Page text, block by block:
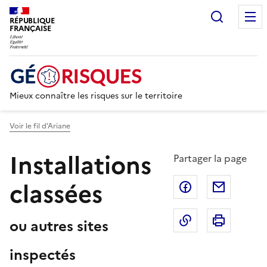
RÉPUBLIQUE
FRANÇAISE
Mieux connaître les risques sur le territoire
Voir le fil d’Ariane
Installations
classées
ou autres sites
inspectés
Partager la page
Partager sur
Copier dans